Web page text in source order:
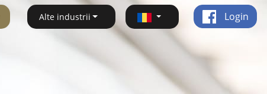
Alte industrii Login